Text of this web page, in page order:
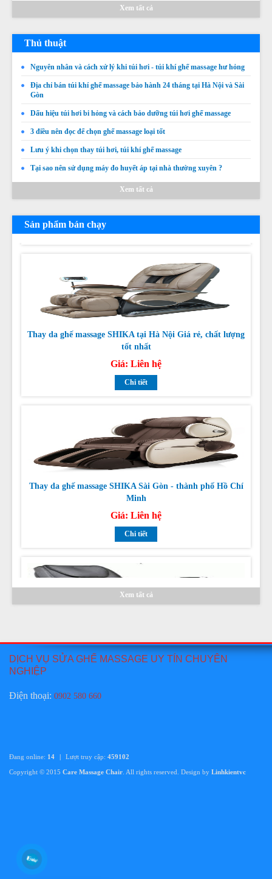
Xem tất cả
Thủ thuật
Nguyên nhân và cách xử lý khi túi hơi - túi khí ghế massage hư hỏng
Địa chỉ bán túi khí ghế massage bảo hành 24 tháng tại Hà Nội và Sài
Gòn
Dấu hiệu túi hơi bi hỏng và cách bảo dưỡng túi hơi ghế massage
3 điều nên đọc để chọn ghế massage loại tốt
Lưu ý khi chọn thay túi hơi, túi khí ghế massage
Tại sao nên sử dụng máy đo huyết áp tại nhà thường xuyên ?
Xem tất cả
Sản phẩm bán chạy
Thay da thay túi khí ghế massage OSAKA
Chi tiết
Thay da ghế massage SHIKA tại Hà Nội Giá rẻ, chất lượng
tốt nhất
Giá:Liên hệ
Chi tiết
Thay da ghế massage SHIKA Sài Gòn - thành phố Hồ Chí
Minh
Giá:Liên hệ
Chi tiết
Giá:Liên hệ
Thay da ghế massage TAMAKA tại hồ chí minh
Xem tất cả
DỊCH VỤ SỬA GHẾ MASSAGE UY TÍN CHUYÊN
NGHIỆP
Điện thoại: 0902 580 660
Đang online: 14 Lượt truy cập: 459102
Copyright © 2015 Care Massage Chair . All rights reserved. Design by Linhkientvc